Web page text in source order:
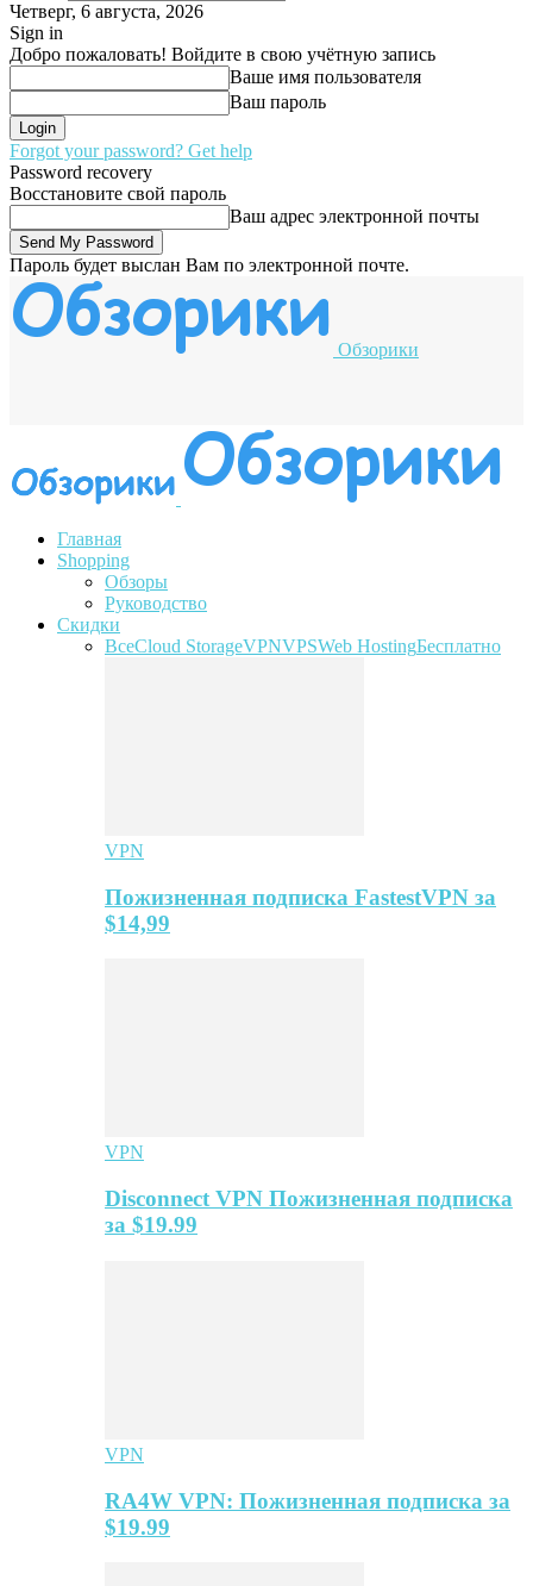
Четверг, 6 августа, 2026
Sign in
Добро пожаловать! Войдите в свою учётную запись
Ваше имя пользователя
Ваш пароль
Forgot your password? Get help
Password recovery
Восстановите свой пароль
Ваш адрес электронной почты
Пароль будет выслан Вам по электронной почте.
Обзорики
Главная
Shopping
Обзоры
Руководство
Скидки
ВсеCloud StorageVPNVPSWeb HostingБесплатно
VPN
Пожизненная подписка FastestVPN за
$14,99
VPN
Disconnect VPN Пожизненная подписка
за $19.99
VPN
RA4W VPN: Пожизненная подписка за
$19.99